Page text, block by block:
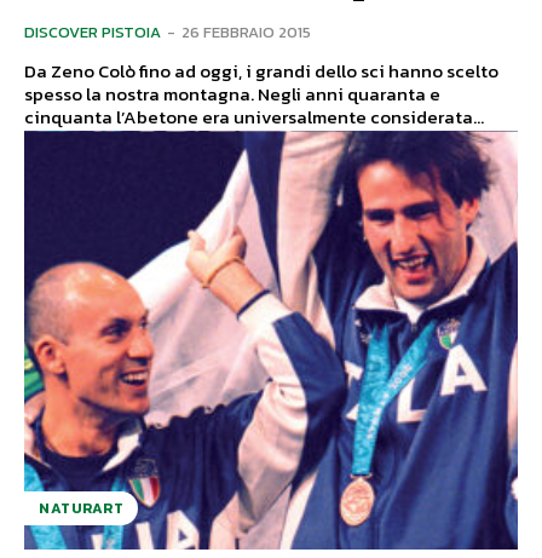
DISCOVER PISTOIA - 26 FEBBRAIO 2015
Da Zeno Colò fino ad oggi, i grandi dello sci hanno scelto
spesso la nostra montagna. Negli anni quaranta e
cinquanta l’Abetone era universalmente considerata...
NATURART